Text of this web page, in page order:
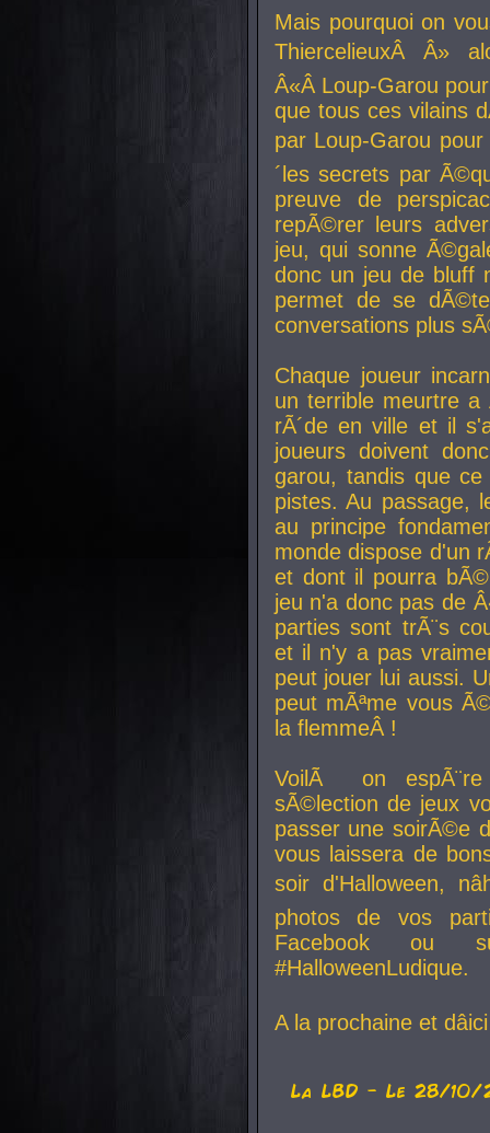
Mais pourquoi on
ThiercelieuxÂ Â»
Â«Â Loup-Garou
que tous ces vilains
par Loup-Garou
´les secrets par
preuve de
repÃ©rer leurs
jeu, qui sonne
donc un jeu de bluff
permet de se
conversations plus
Chaque joueur
un terrible meurtre
rÃ´de en ville et il
joueurs doivent
garou, tandis que
pistes. Au passage,
au principe
monde dispose d'un
et dont il pourra
jeu n'a donc pas de
parties sont trÃ¨s
et il n'y a pas
peut jouer lui aussi.
peut mÃªme vous
la flemmeÂ !
VoilÃ on
sÃ©lection de jeux
passer une soirÃ©e
vous laissera de
soir d'Halloween,
photos de vos
Facebook ou
#HalloweenLudique.
A la prochaine et
La LBD - Le 28/10/